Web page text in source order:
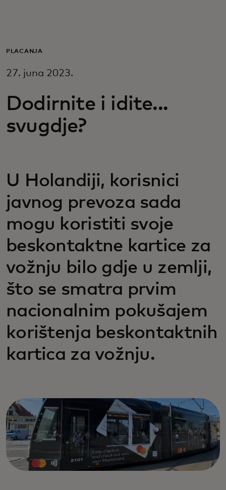
Za biznis
Za inovatore
PLAĆANJA
27. juna 2023.
Dodirnite i idite...
svugdje?
U Holandiji, korisnici
javnog prevoza sada
mogu koristiti svoje
beskontaktne kartice za
vožnju bilo gdje u zemlji,
što se smatra prvim
nacionalnim pokušajem
korištenja beskontaktnih
kartica za vožnju.